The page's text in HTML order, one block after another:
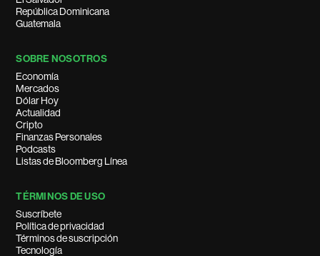
República Dominicana
Guatemala
SOBRE NOSOTROS
Economía
Mercados
Dólar Hoy
Actualidad
Cripto
Finanzas Personales
Podcasts
Listas de Bloomberg Línea
TÉRMINOS DE USO
Suscríbete
Política de privacidad
Términos de suscripción
Tecnología